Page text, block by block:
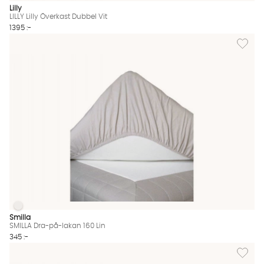
Lilly
LILLY Lilly Överkast Dubbel Vit
1395 :-
Lägg
SMILLA Dra-på-lakan 160 Lin Finns även i dessa färger:
SMILLA Dra-på-lakan 160 Lin
Smilla
SMILLA Dra-på-lakan 160 Lin
345 :-
Lägg